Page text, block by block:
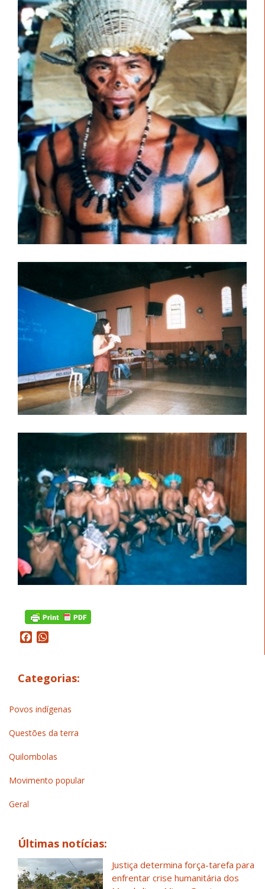
Facebook
Categorias:
Povos indígenas
Questões da terra
Quilombolas
Movimento popular
Geral
Últimas notícias:
Justiça determina força-tarefa para
enfrentar crise humanitária dos